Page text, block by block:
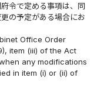
令で定める事項は、同
の予定がある場合にお
Office Order
item (iii) of the Act
any modifications
in item (i) or (ii) of